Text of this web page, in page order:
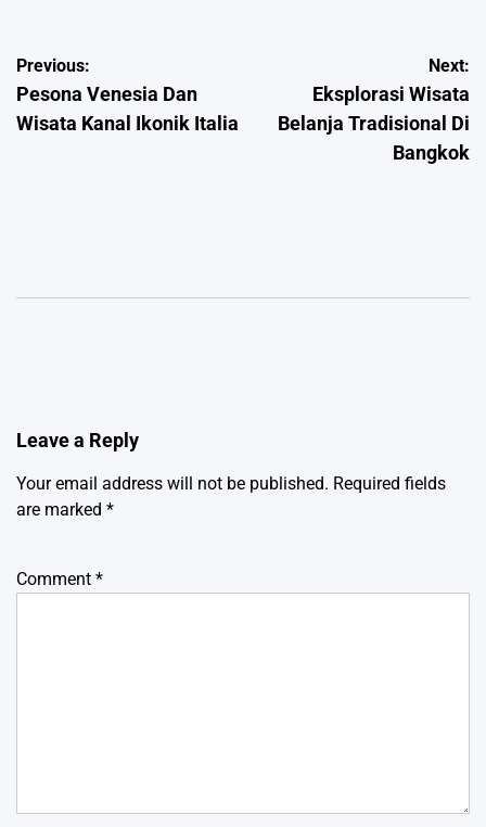
Post
navigation
Previous:
Pesona Venesia Dan
Wisata Kanal Ikonik Italia
Next:
Eksplorasi Wisata
Belanja Tradisional Di
Bangkok
Leave a Reply
Your email address will not be published. Required fields
are marked *
Comment *